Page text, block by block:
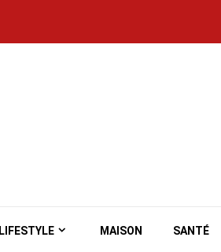
LIFESTYLE MAISON SANTÉ